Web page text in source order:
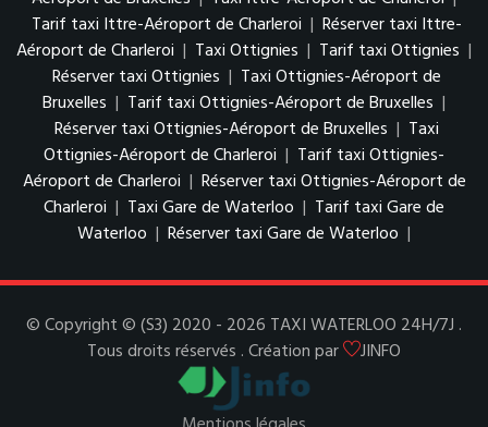
Tarif taxi Ittre-Aéroport de Charleroi | Réserver taxi Ittre-
Aéroport de Charleroi | Taxi Ottignies | Tarif taxi Ottignies |
Réserver taxi Ottignies | Taxi Ottignies-Aéroport de
Bruxelles | Tarif taxi Ottignies-Aéroport de Bruxelles |
Réserver taxi Ottignies-Aéroport de Bruxelles | Taxi
Ottignies-Aéroport de Charleroi | Tarif taxi Ottignies-
Aéroport de Charleroi | Réserver taxi Ottignies-Aéroport de
Charleroi | Taxi Gare de Waterloo | Tarif taxi Gare de
Waterloo | Réserver taxi Gare de Waterloo |
© Copyright © (S3) 2020 - 2026 TAXI WATERLOO 24H/7J .
Tous droits réservés . Création par
JINFO